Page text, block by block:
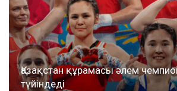
Қазақстан құрамасы әлем
түйіндеді